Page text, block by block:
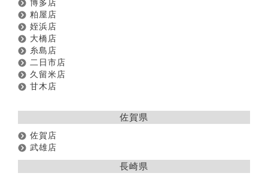
博多店
粕屋店
姪浜店
大橋店
糸島店
二日市店
久留米店
甘木店
佐賀県
佐賀店
武雄店
長崎県